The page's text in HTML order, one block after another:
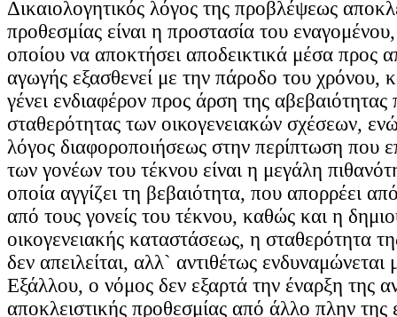
Δικαιολογητικός λόγος της προβλέψεως
προθεσμίας είναι η προστασία του
οποίου να αποκτήσει αποδεικτικά μέσα προς
αγωγής εξασθενεί με την πάροδο του χρόνου,
γένει ενδιαφέρον προς άρση της αβεβαιότητας
σταθερότητας των οικογενειακών σχέσεων,
λόγος διαφοροποιήσεως στην περίπτωση που
των γονέων του τέκνου είναι η μεγάλη
οποία αγγίζει τη βεβαιότητα, που απορρέει
από τους γονείς του τέκνου, καθώς και η
οικογενειακής καταστάσεως, η σταθερότητα
δεν απειλείται, αλλ` αντιθέτως
Εξάλλου, ο νόμος δεν εξαρτά την έναρξη της
αποκλειστικής προθεσμίας από άλλο πλην της